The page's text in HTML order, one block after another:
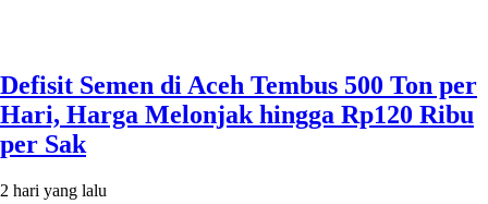
Defisit Semen di Aceh Tembus 500 Ton per
Hari, Harga Melonjak hingga Rp120 Ribu
per Sak
2 hari yang lalu